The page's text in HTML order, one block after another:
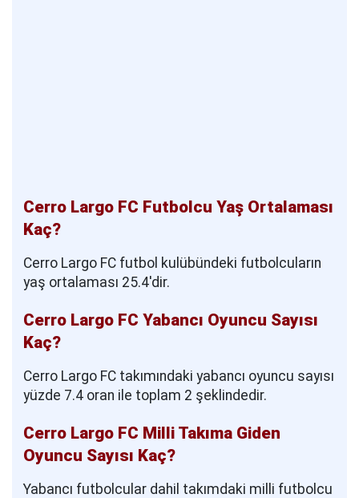
Cerro Largo FC Futbolcu Yaş Ortalaması
Kaç?
Cerro Largo FC futbol kulübündeki futbolcuların
yaş ortalaması 25.4'dir.
Cerro Largo FC Yabancı Oyuncu Sayısı
Kaç?
Cerro Largo FC takımındaki yabancı oyuncu sayısı
yüzde 7.4 oran ile toplam 2 şeklindedir.
Cerro Largo FC Milli Takıma Giden
Oyuncu Sayısı Kaç?
Yabancı futbolcular dahil takımdaki milli futbolcu